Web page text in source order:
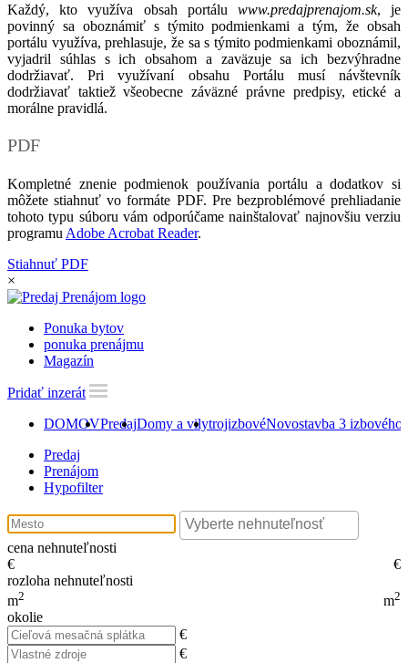
Každý, kto využíva obsah portálu www.predajprenajom.sk, je
povinný sa oboznámiť s týmito podmienkami a tým, že obsah
portálu využíva, prehlasuje, že sa s týmito podmienkami oboznámil,
vyjadril súhlas s ich obsahom a zaväzuje sa ich bezvýhradne
dodržiavať. Pri využívaní obsahu Portálu musí návštevník
dodržiavať taktiež všeobecne záväzné právne predpisy, etické a
morálne pravidlá.
PDF
Kompletné znenie podmienok používania portálu a dodatkov si
môžete stiahnuť vo formáte PDF. Pre bezproblémové prehliadanie
tohoto typu súboru vám odporúčame nainštalovať najnovšiu verziu
programu Adobe Acrobat Reader.
Stiahnuť PDF
×
Ponuka bytov
ponuka prenájmu
Magazín
Pridať inzerát
DOMOVPredajDomy a vilytrojizbovéNovostavba 3
Predaj
Prenájom
Hypofilter
cena nehnuteľnosti
€
€
rozloha nehnuteľnosti
m2 m2
okolie
€
€